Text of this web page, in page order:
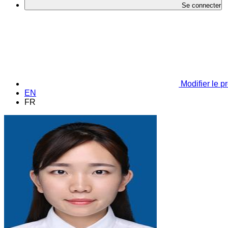
Se connecter
Modifier le
EN
FR